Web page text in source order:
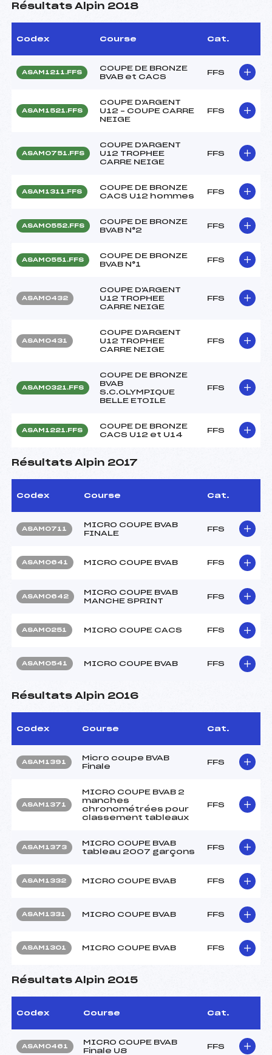
Résultats Alpin 2018
Codex Course Cat.
ASAM1211.FFS
COUPE DE BRONZE
BVAB et CACS
FFS
ASAM1521.FFS
COUPE D'ARGENT
U12 – COUPE CARRE
NEIGE
FFS
ASAM0751.FFS
COUPE D'ARGENT
U12 TROPHEE
CARRE NEIGE
FFS
ASAM1311.FFS
COUPE DE BRONZE
CACS U12 hommes
FFS
ASAM0552.FFS
COUPE DE BRONZE
BVAB N°2
FFS
ASAM0551.FFS
COUPE DE BRONZE
BVAB N°1
FFS
ASAM0432
COUPE D'ARGENT
U12 TROPHEE
CARRE NEIGE
FFS
ASAM0431
COUPE D'ARGENT
U12 TROPHEE
CARRE NEIGE
FFS
ASAM0321.FFS
COUPE DE BRONZE
BVAB
S.C.OLYMPIQUE
BELLE ETOILE
FFS
ASAM1221.FFS
COUPE DE BRONZE
CACS U12 et U14
FFS
Résultats Alpin 2017
Codex Course Cat.
ASAM0711
MICRO COUPE BVAB
FINALE
FFS
ASAM0641 MICRO COUPE BVAB FFS
ASAM0642
MICRO COUPE BVAB
MANCHE SPRINT
FFS
ASAM0251 MICRO COUPE CACS FFS
ASAM0541 MICRO COUPE BVAB FFS
Résultats Alpin 2016
Codex Course Cat.
ASAM1391
Micro coupe BVAB
Finale
FFS
ASAM1371
MICRO COUPE BVAB 2
manches
chronométrées pour
classement tableaux
FFS
ASAM1373
MICRO COUPE BVAB
tableau 2007 garçons
FFS
ASAM1332 MICRO COUPE BVAB FFS
ASAM1331 MICRO COUPE BVAB FFS
ASAM1301 MICRO COUPE BVAB FFS
Résultats Alpin 2015
Codex Course Cat.
ASAM0461
MICRO COUPE BVAB
Finale U8
FFS